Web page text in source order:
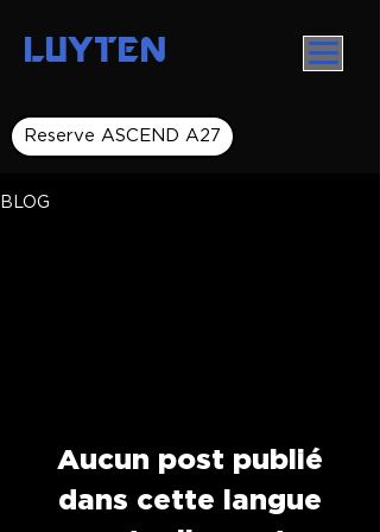
LUYTEN
Reserve ASCEND A27
BLOG
Aucun post publié
dans cette langue